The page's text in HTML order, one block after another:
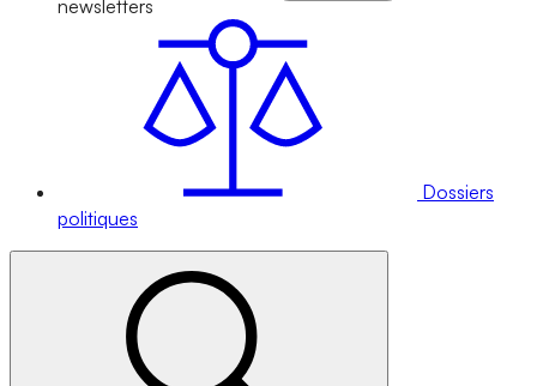
newsletters
Dossiers
politiques